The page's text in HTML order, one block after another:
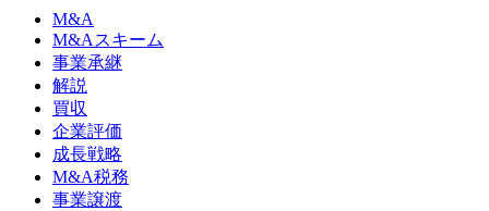
M&A
M&Aスキーム
事業承継
解説
買収
企業評価
成長戦略
M&A税務
事業譲渡